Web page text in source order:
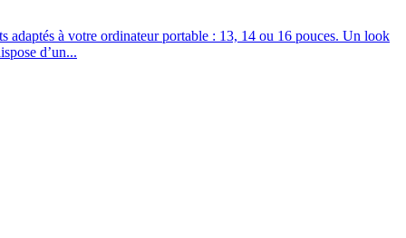
adaptés à votre ordinateur portable : 13, 14 ou 16 pouces. Un look
d’un...